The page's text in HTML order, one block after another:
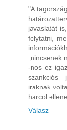
"A
javaslatát
folytatni,
„nincsenek
-nos ez
szankciós
iraknak
harcol
Válasz